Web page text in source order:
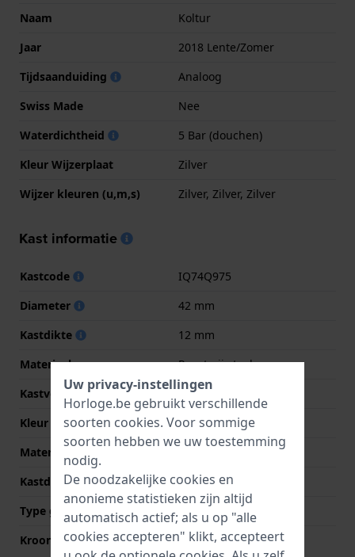
Naam
Koltur
Jaar
2018 Lente/Zomer
Tijdsaanduiding
Analoog
Swiss Made
Nee
Waterdichtheid
5 Bar (douchen)
Kleur Wijzerplaat
Zilver
Wijzer kleuren (u,m,s)
Zilver, Zilver, Zilver
Kast informatie
Kastcode
IQ74Q975
Diameter
42 mm
Kastdikte
12 mm
Materiaal
Roestvrij staal
Kastvorm
Rond
Kleur kast
Zilver
Materiaal kastdeksel
Kastdeksel
Klikkast
Type glas
Mineraal
Kroon
Trek kroon
Uw privacy-instellingen
Horloge.be gebruikt verschillende
soorten cookies. Voor sommige
soorten hebben we uw toestemming
nodig.
De noodzakelijke cookies en
anonieme statistieken zijn altijd
automatisch actief; als u op "alle
cookies accepteren" klikt, accepteert